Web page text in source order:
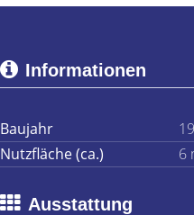
Informationen
Baujahr
Nutzfläche (ca.)
6
Ausstattung